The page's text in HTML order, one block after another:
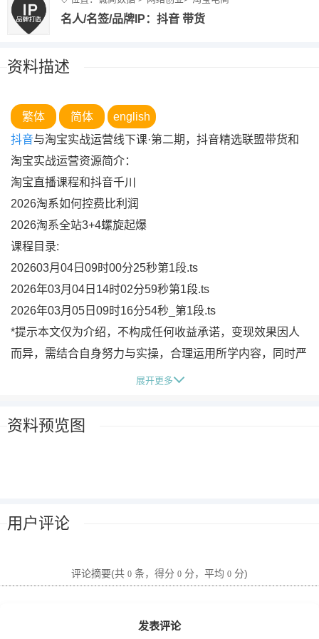
名人/名签/品牌IP：抖音 带货
资料描述
繁体 简体
english
抖音与淘宝实战运营线下课·第二期，抖音精选联盟带货和
淘宝实战运营资源简介：
淘宝直播课程和抖音千川
2026淘系如何控费比利润
2026淘系全站3+4螺旋起爆
课程目录:
202603月04日09时00分25秒第1段.ts
2026年03月04日14时02分59秒第1段.ts
2026年03月05日09时16分54秒_第1段.ts
*提示本文仅为介绍，不构成任何收益承诺，变现效果因人
而异，需结合自身努力与实操，合理运用所学内容，同时严
格遵守平台相关规则与相关法律法规*
展开更多
资料预览图
用户评论
评论摘要(共 0 条，得分 0 分，平均 0 分)
发表评论